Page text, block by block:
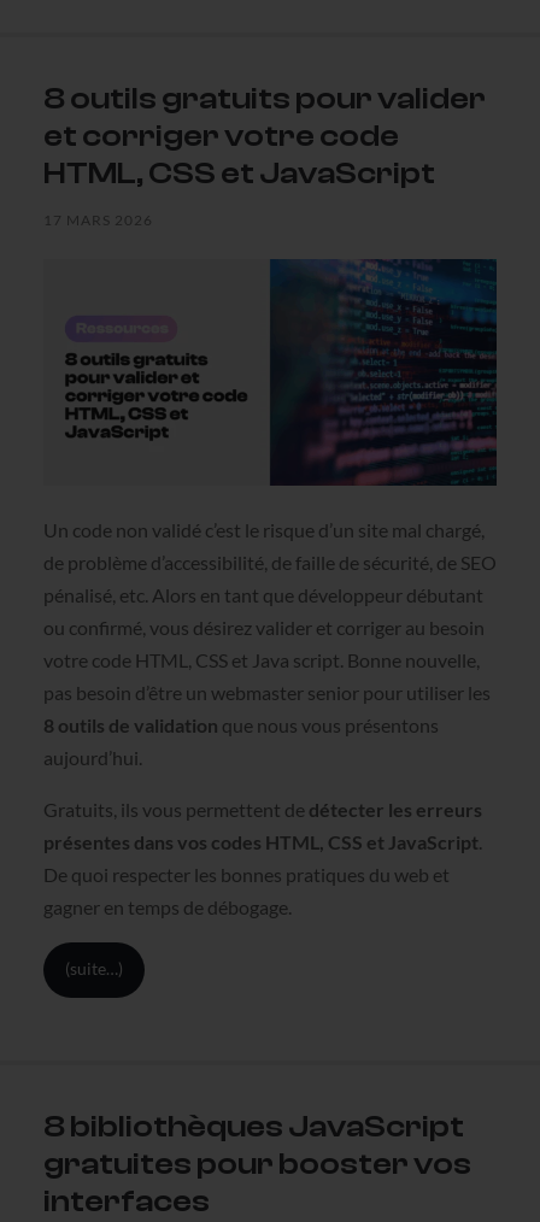
8 outils gratuits pour valider
et corriger votre code
HTML, CSS et JavaScript
17 MARS 2026
Un code non validé c’est le risque d’un site mal chargé,
de problème d’accessibilité, de faille de sécurité, de SEO
pénalisé, etc. Alors en tant que développeur débutant
ou confirmé, vous désirez valider et corriger au besoin
votre code HTML, CSS et Java script. Bonne nouvelle,
pas besoin d’être un webmaster senior pour utiliser les
8 outils de validation que nous vous présentons
aujourd’hui.
Gratuits, ils vous permettent de détecter les erreurs
présentes dans vos codes HTML, CSS et JavaScript.
De quoi respecter les bonnes pratiques du web et
gagner en temps de débogage.
(suite…)
8 bibliothèques JavaScript
gratuites pour booster vos
interfaces